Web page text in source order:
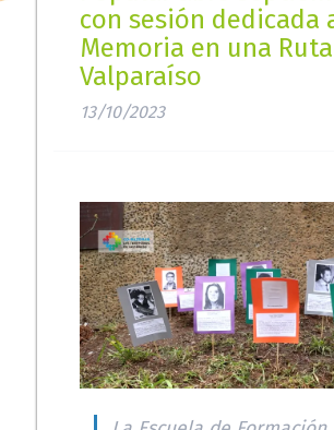
con sesión dedicada
Memoria en una
Valparaíso
13/10/2023